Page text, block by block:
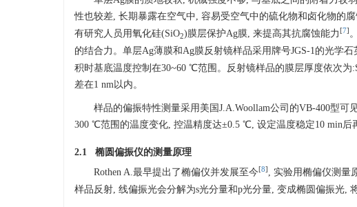
性也较差, 长期暴露在空气中, 容易受空气中的硫化物和卤化物的
有研究人员用氧化硅(SiO2)膜层保护Ag膜, 来提高其抗腐蚀能力 [7]
的结合力。单层Ag薄膜和Ag膜反射镜样品采用牌号JGS-1的光学
积时基底温度控制在30~60 ℃范围。反射镜样品的膜层厚度依次为
差在1 nm以内。
样品的偏振特性测量采用美国J.A.Woollam公司的VB-400型
300 ℃范围的温度变化, 控温精度达±0.5 ℃, 设定温度稳定10 min后
2.1 椭圆偏振仪的测量原理
Rothen A.最早提出了椭偏仪并发展至今[8] , 实验用椭偏仪测量
样品反射, 线偏振光会分解为s光分量和p光分量, 变成椭圆偏振光,